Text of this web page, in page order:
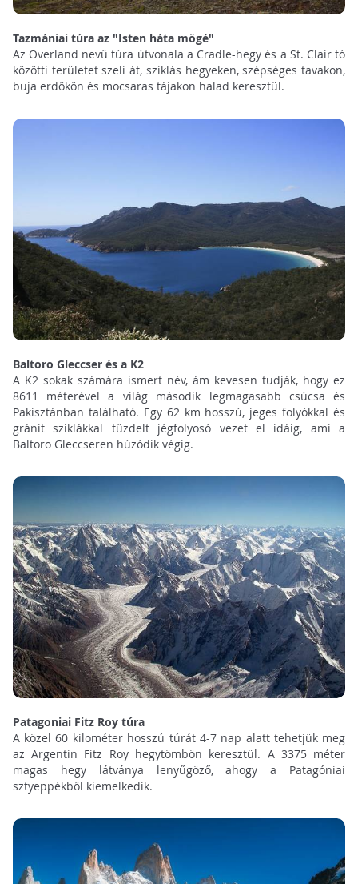
Tazmániai túra az "Isten háta mögé"
Az Overland nevű túra útvonala a Cradle-hegy és a St. Clair tó
közötti területet szeli át, sziklás hegyeken, szépséges tavakon,
buja erdőkön és mocsaras tájakon halad keresztül.
Baltoro Gleccser és a K2
A K2 sokak számára ismert név, ám kevesen tudják, hogy ez
8611 méterével a világ második legmagasabb csúcsa és
Pakisztánban található. Egy 62 km hosszú, jeges folyókkal és
gránit sziklákkal tűzdelt jégfolyosó vezet el idáig, ami a
Baltoro Gleccseren húzódik végig.
Patagoniai Fitz Roy túra
A közel 60 kilométer hosszú túrát 4-7 nap alatt tehetjük meg
az Argentin Fitz Roy hegytömbön keresztül. A 3375 méter
magas hegy látványa lenyűgöző, ahogy a Patagóniai
sztyeppékből kiemelkedik.